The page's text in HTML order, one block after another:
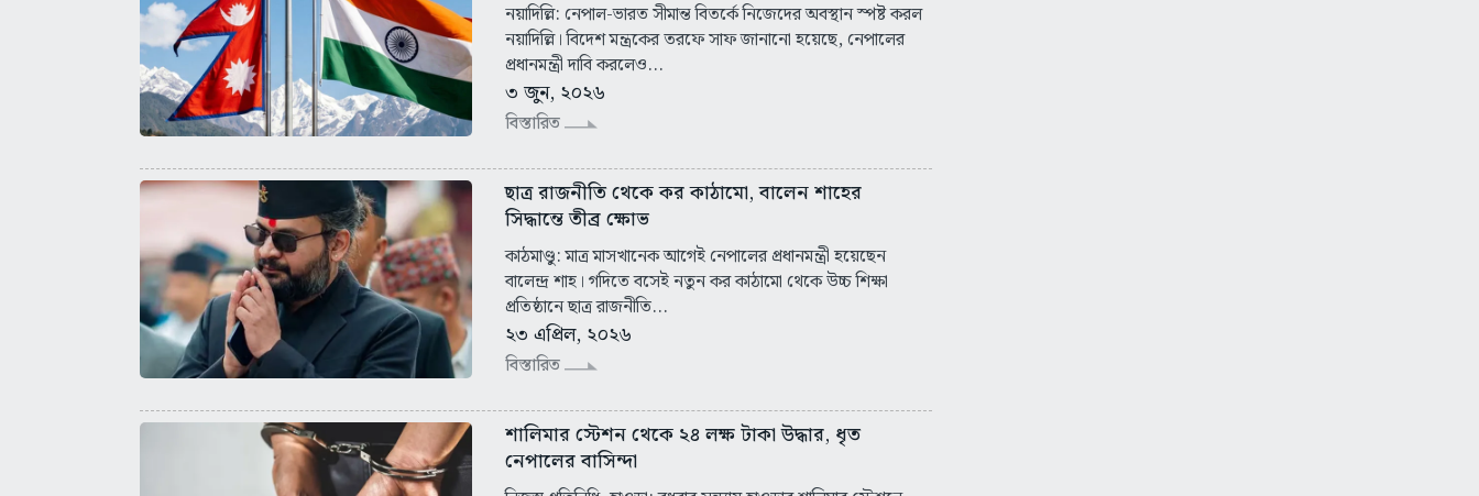
নয়াদিল্লি: নেপাল-ভারত সীমান্ত বিতর্কে নিজেদের অবস্থান স্পষ্ট করল
নয়াদিল্লি। বিদেশ মন্ত্রকের তরফে সাফ জানানো হয়েছে, নেপালের
প্রধানমন্ত্রী দাবি করলেও...
৩ জুন, ২০২৬
বিস্তারিত
ছাত্র রাজনীতি থেকে কর কাঠামো, বালেন শাহের
সিদ্ধান্তে তীব্র ক্ষোভ
কাঠমাণ্ডু: মাত্র মাসখানেক আগেই নেপালের প্রধানমন্ত্রী হয়েছেন
বালেন্দ্র শাহ। গদিতে বসেই নতুন কর কাঠামো থেকে উচ্চ শিক্ষা
প্রতিষ্ঠানে ছাত্র রাজনীতি...
২৩ এপ্রিল, ২০২৬
বিস্তারিত
শালিমার স্টেশন থেকে ২৪ লক্ষ টাকা উদ্ধার, ধৃত
নেপালের বাসিন্দা